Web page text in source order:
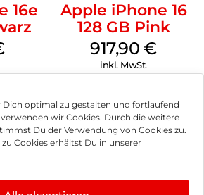
Dich optimal zu gestalten und fortlaufend
wir Cookies. Durch die weitere
Du der Verwendung von Cookies zu.
Cookies erhältst Du in unserer
16e
Apple iPhone 16
128 GB Pink
917,90€
inkl. MwSt.